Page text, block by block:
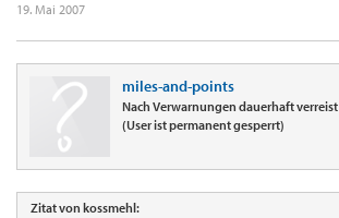
19. Mai 2007
miles-and-points
Nach Verwarnungen dauerhaft verreist
(User ist permanent gesperrt)
Zitat von kossmehl: